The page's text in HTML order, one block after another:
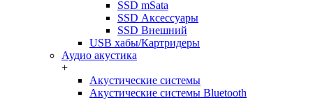
SSD mSata
SSD Аксессуары
SSD Внешний
USB хабы/Картридеры
Аудио акустика
+
Акустические системы
Акустические системы Bluetooth